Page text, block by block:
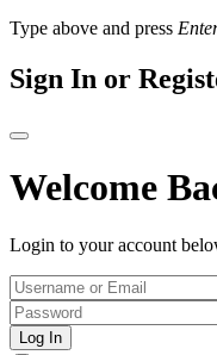
Type above and press
Sign In or
Welcome
Login to your account
Log In